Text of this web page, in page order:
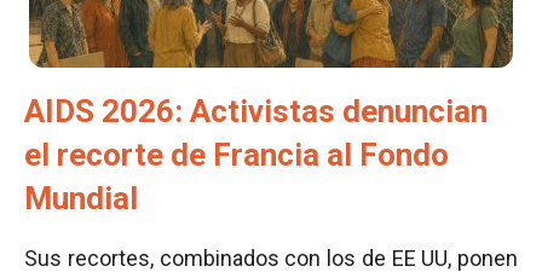
AIDS 2026: Activistas denuncian
el recorte de Francia al Fondo
Mundial
Sus recortes, combinados con los de EE UU, ponen